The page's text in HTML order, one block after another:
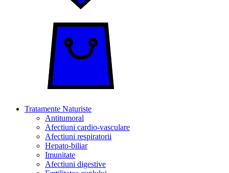
Tratamente Naturiste
Antitumoral
Afectiuni cardio-vasculare
Afectiuni respiratorii
Hepato-biliar
Imunitate
Afectiuni digestive